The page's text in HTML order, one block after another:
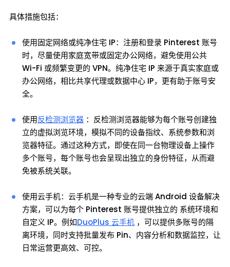
具体措施包括：
使用固定网络或纯净住宅 IP：注册和登录 Pinterest 账号
时，尽量使用家庭宽带或固定办公网络，避免使用公共
Wi-Fi 或频繁变更的 VPN。纯净住宅 IP 来源于真实家庭或
办公网络，相比共享代理或数据中心 IP，更有助于账号安
全。
使用反检测浏览器 ：反检测浏览器能够为每个账号创建独
立的虚拟浏览环境，模拟不同的设备指纹、系统参数和浏
览器特征。通过这种方式，即使在同一台物理设备上操作
多个账号，每个账号也会呈现出独立的身份特征，从而避
免被系统关联。
使用云手机：云手机是一种专业的云端 Android 设备解决
方案，可以为每个 Pinterest 账号提供独立的 系统环境和
自定义 IP。例如DuoPlus 云手机 ，可以提供多账号的隔
离环境，同时支持批量发布 Pin、内容分析和数据监控，让
日常运营更高效、可控。